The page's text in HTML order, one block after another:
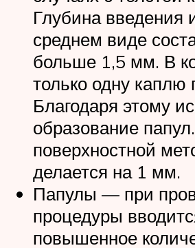
Глубина введения
среднем виде
больше 1,5 мм. В
только одну каплю
Благодаря этому
образование
поверхностной
делается на 1 мм.
Папулы — при
процедуры
повышенное